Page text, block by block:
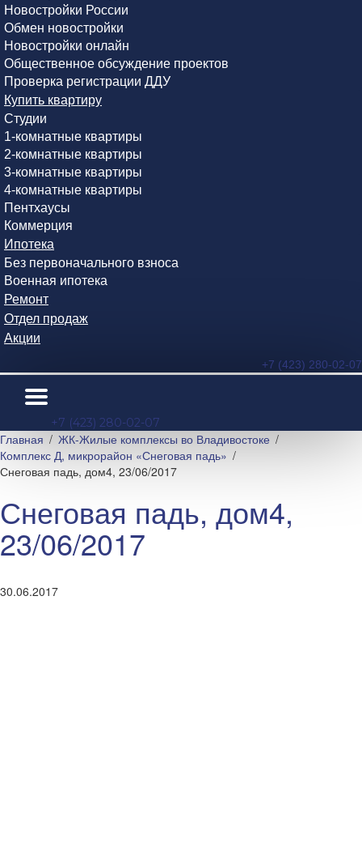
Новостройки России
Обмен новостройки
Новостройки онлайн
Общественное обсуждение проектов
Проверка регистрации ДДУ
Купить квартиру
Студии
1-комнатные квартиры
2-комнатные квартиры
3-комнатные квартиры
4-комнатные квартиры
Пентхаусы
Коммерция
Ипотека
Без первоначального взноса
Военная ипотека
Ремонт
Отдел продаж
Акции
+7 (423) 280-02-07
+7 (423) 280-02-07
Главная
ЖК-Жилые комплексы во Владивостоке
Комплекс Д, микрорайон «Снеговая падь»
Снеговая падь, дом4, 23/06/2017
Снеговая падь, дом4,
23/06/2017
30.06.2017